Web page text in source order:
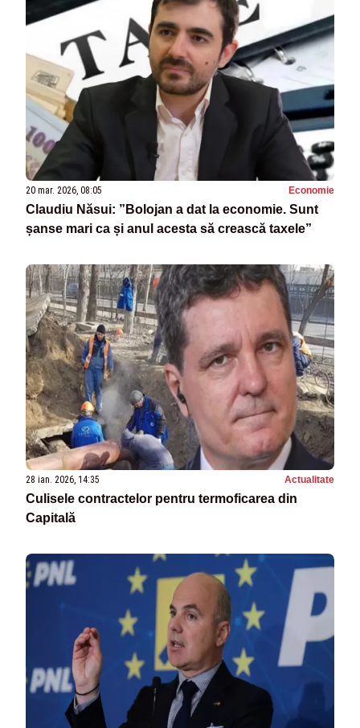
20 mar. 2026, 08:05 Economie
Claudiu Năsui: ”Bolojan a dat la economie. Sunt
șanse mari ca și anul acesta să crească taxele”
28 ian. 2026, 14:35 Actualitate
Culisele contractelor pentru termoficarea din
Capitală